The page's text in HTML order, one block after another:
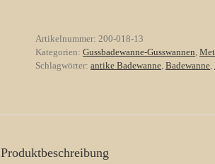
Gusseisen
Nr.
13
Artikelnummer: 200-018-13
Kategorien: Gussbadewanne-Gusswannen,
Schlagwörter: antike Badewanne, Badewanne,
Produktbeschreibung